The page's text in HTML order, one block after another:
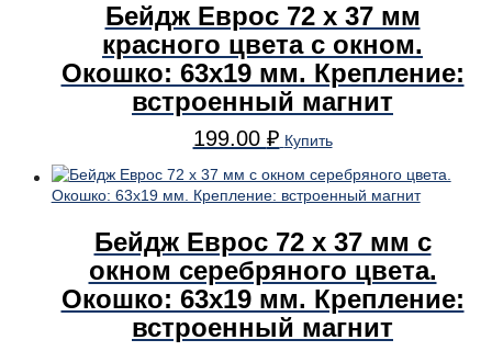
Бейдж Еврос 72 x 37 мм
красного цвета с окном.
Окошко: 63х19 мм. Крепление:
встроенный магнит
199.00 ₽ Купить
Бейдж Еврос 72 x 37 мм с
окном серебряного цвета.
Окошко: 63х19 мм. Крепление:
встроенный магнит